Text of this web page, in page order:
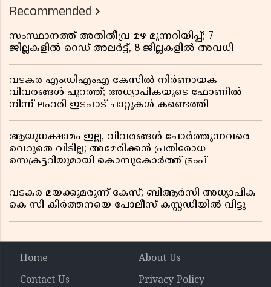
Recommended
സംസ്ഥാനത്ത് അതിതീവ്ര മഴ മുന്നറിയിപ്പ്; 7
ജില്ലകളിൽ റെഡ് അലർട്ട്, 8 ജില്ലകളിൽ അവധി
വടകര എംഡിഎംഎ കേസിൽ നിർണായക
വിവരങ്ങൾ പുറത്ത്; അധ്യാപികയുടെ ഫോണിൽ
നിന്ന് ലഹരി ഇടപാട് ചാറ്റുകൾ കണ്ടെത്തി
ആയുധക്ഷാമം ഇല്ല, വിവരങ്ങൾ ചോർത്തുന്നവരെ
വെറുതെ വിടില്ല; അമേരിക്കൻ പ്രതിരോധ
സെക്രട്ടറിയുമായി കൊമ്പുകോർത്ത് ട്രംപ്
വടകര മയക്കുമരുന്ന് കേസ്; ബിആർസി അധ്യാപിക
കെ സി കീർത്തനയെ പോലീസ് കസ്റ്റഡിയിൽ വിട്ടു
Home
About Us
Contact Us
Privacy Policy